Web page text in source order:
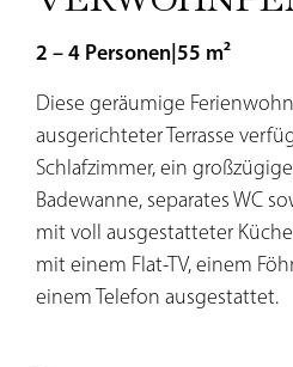
2 – 4 Personen|55 m²
Diese geräumige
ausgerichteter Terrasse
Schlafzimmer, ein
Badewanne, separates WC
mit voll ausgestatteter
mit einem Flat-TV, einem
einem Telefon ausgestattet.